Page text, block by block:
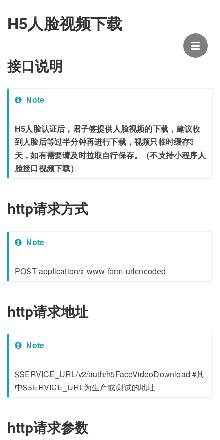
H5人脸视频下载
接口说明
Note
H5人脸认证后，君子签提供人脸视频的下载，建议收
到人脸后等过半分钟再进行下载，视频只临时缓存3
天，如有需要请及时拉取自行保存。（不支持小程序人
脸接口视频下载）
http请求方式
Note
POST application/x-www-form-urlencoded
http请求地址
Note
$SERVICE_URL/v2/auth/h5FaceVideoDownload #其
中$SERVICE_URL为生产或测试的地址
http请求参数